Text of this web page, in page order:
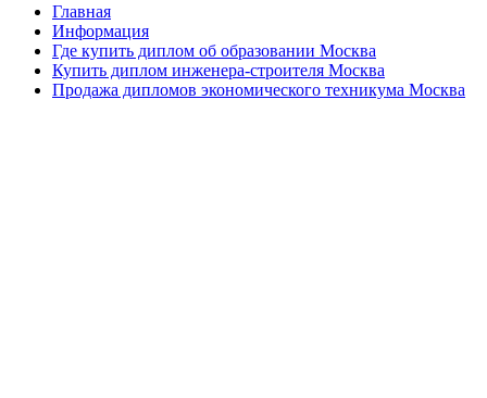
Главная
Информация
Где купить диплом об образовании Москва
Купить диплом инженера-строителя Москва
Продажа дипломов экономического техникума Москва